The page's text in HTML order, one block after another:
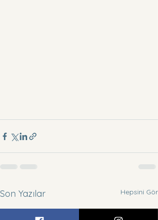
Son Yazılar Hepsini Gör